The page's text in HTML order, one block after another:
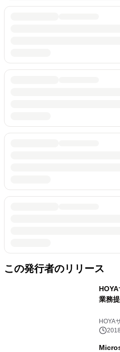
この発行者のリリース
業務
HOYA